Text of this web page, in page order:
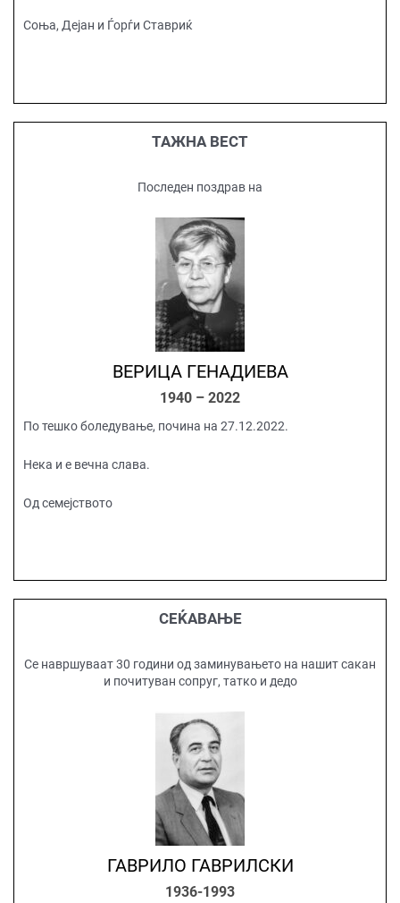
Соња, Дејан и Ѓорѓи Ставриќ
ТАЖНА ВЕСТ
Последен поздрав на
ВЕРИЦА ГЕНАДИЕВА
1940 – 2022
По тешко боледување, почина на 27.12.2022.
Нека и е вечна слава.
Од семејството
СЕЌАВАЊЕ
Се навршуваат 30 години од заминувањето на нашит сакан
и почитуван сопруг, татко и дедо
ГАВРИЛО ГАВРИЛСКИ
1936-1993